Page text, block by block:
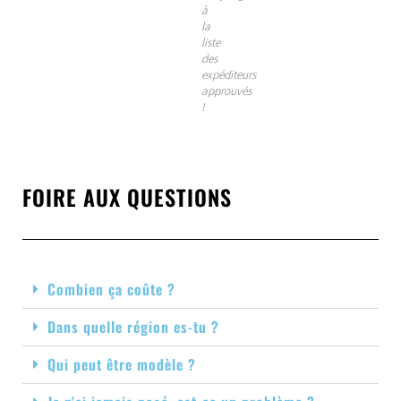
à
la
liste
des
expéditeurs
approuvés
!
FOIRE AUX QUESTIONS
Combien ça coûte ?
Dans quelle région es-tu ?
Qui peut être modèle ?